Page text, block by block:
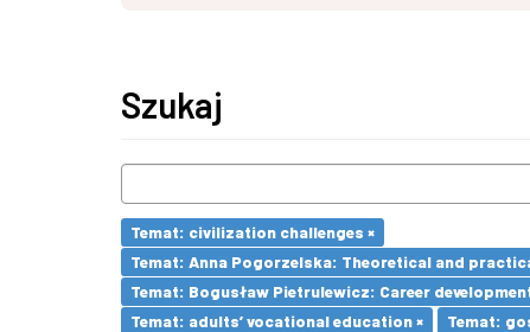
Szukaj
Temat: civilization challenges ×
Temat: Anna Pogorzelska: Theoretical and
Temat: Bogusław Pietrulewicz: Career
Temat: adults’ vocational education ×
Temat: